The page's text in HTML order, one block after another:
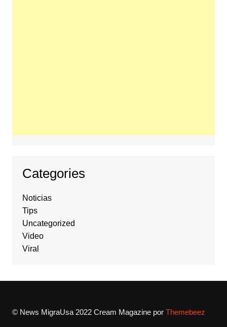
Categories
Noticias
Tips
Uncategorized
Video
Viral
© News MigraUsa 2022Cream Magazine por Themebeez